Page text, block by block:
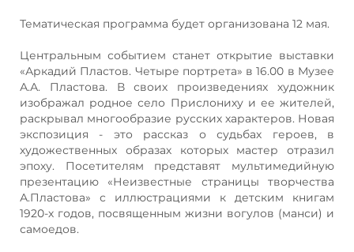
Тематическая программа будет организована 12 мая.
Центральным событием станет открытие выставки
«Аркадий Пластов. Четыре портрета» в 16.00 в Музее
А.А. Пластова. В своих произведениях художник
изображал родное село Прислониху и ее жителей,
раскрывал многообразие русских характеров. Новая
экспозиция - это рассказ о судьбах героев, в
художественных образах которых мастер отразил
эпоху. Посетителям представят мультимедийную
презентацию «Неизвестные страницы творчества
А.Пластова» с иллюстрациями к детским книгам
1920-х годов, посвященным жизни вогулов (манси) и
самоедов.